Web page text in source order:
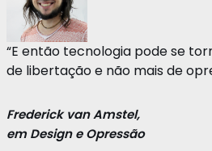
“E então tecnologia pode se
de libertação e não mais de
Frederick van Amstel,
em Design e Opressão